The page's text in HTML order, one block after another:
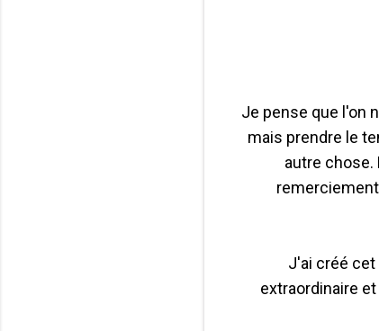
Je pense que l'on
mais prendre le
autre chose.
J'ai créé
extraordinaire